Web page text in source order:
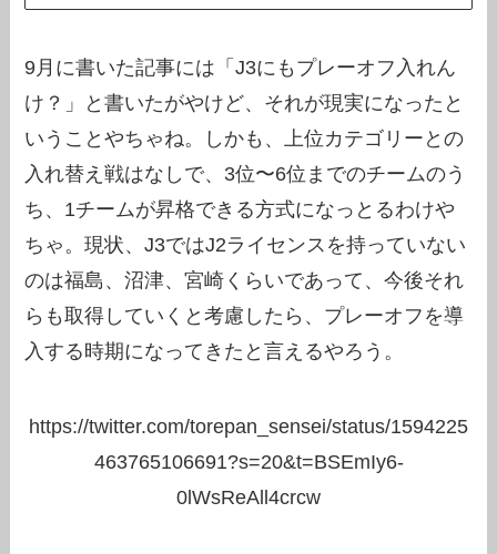
9月に書いた記事には「J3にもプレーオフ入れん
け？」と書いたがやけど、それが現実になったと
いうことやちゃね。しかも、上位カテゴリーとの
入れ替え戦はなしで、3位〜6位までのチームのう
ち、1チームが昇格できる方式になっとるわけや
ちゃ。現状、J3ではJ2ライセンスを持っていない
のは福島、沼津、宮崎くらいであって、今後それ
らも取得していくと考慮したら、プレーオフを導
入する時期になってきたと言えるやろう。
https://twitter.com/torepan_sensei/status/1594225
463765106691?s=20&t=BSEmIy6-
0lWsReAll4crcw